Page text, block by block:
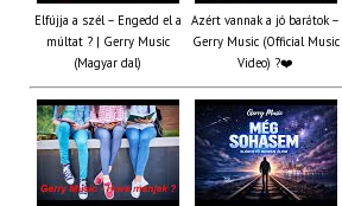
Elfújja a szél – Engedd el a
múltat ? | Gerry Music
(Magyar dal)
Azért vannak a jó barátok –
Gerry Music (Official Music
Video) ?❤️